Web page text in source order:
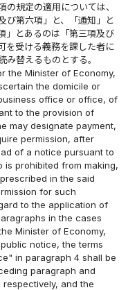
規定の適用については、
び第六項」と、「通知」と
」とあるのは「第三項及び
を受ける義務を課した者に
み替えるものとする。
the Minister of Economy,
the domicile or
office or office, of
to the provision of
may designate payment,
permission, after
of a notice pursuant to
is prohibited from making,
in the said
for such
to the application of
in the cases
Minister of Economy,
notice, the terms
in paragraph 4 shall be
paragraph and
and the